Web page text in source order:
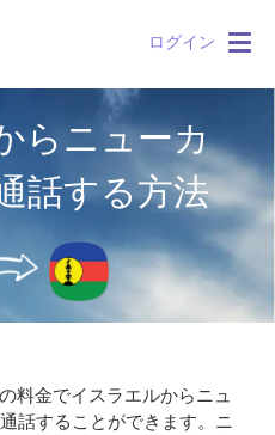
ログイン
らニューカ
話する方法
料金でイスラエルからニュ
話することができます。 ニ